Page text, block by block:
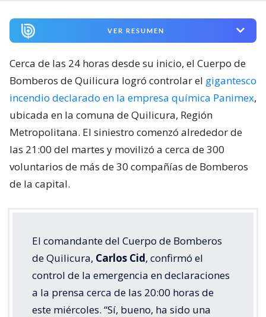
VER RESUMEN
Cerca de las 24 horas desde su inicio, el Cuerpo de
Bomberos de Quilicura logró controlar el gigantesco
incendio declarado en la empresa química Panimex,
ubicada en la comuna de Quilicura, Región
Metropolitana. El siniestro comenzó alrededor de
las 21:00 del martes y movilizó a cerca de 300
voluntarios de más de 30 compañías de Bomberos
de la capital.
El comandante del Cuerpo de Bomberos
de Quilicura, Carlos Cid, confirmó el
control de la emergencia en declaraciones
a la prensa cerca de las 20:00 horas de
este miércoles. “Sí, bueno, ha sido una